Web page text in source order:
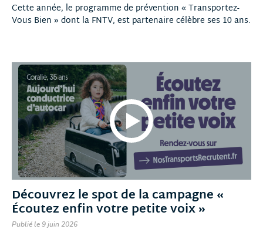
Cette année, le programme de prévention « Transportez-
Vous Bien » dont la FNTV, est partenaire célèbre ses 10 ans.
Découvrez le spot de la campagne «
Écoutez enfin votre petite voix »
Publié le 9 juin 2026